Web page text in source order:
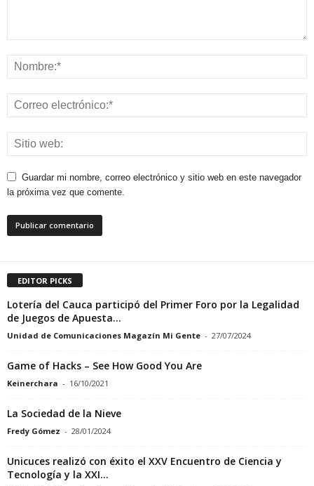
Guardar mi nombre, correo electrónico y sitio web en este navegador
la próxima vez que comente.
EDITOR PICKS
Lotería del Cauca participó del Primer Foro por la Legalidad
de Juegos de Apuesta...
Unidad de Comunicaciones Magazín Mi Gente - 27/07/2024
Game of Hacks – See How Good You Are
Keinerchara - 16/10/2021
La Sociedad de la Nieve
Fredy Gómez - 28/01/2024
Unicuces realizó con éxito el XXV Encuentro de Ciencia y
Tecnología y la XXI...